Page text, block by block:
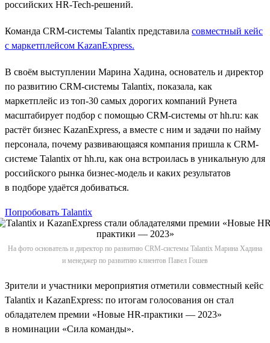
российских HR-Tech-решений.
Команда CRM-системы Talantix представила совместный кейс
с маркетплейсом KazanExpress.
В своём выступлении Марина Хадина, основатель и директор
по развитию CRM-системы Talantix, показала, как
маркетплейс из топ-30 самых дорогих компаний Рунета
масштабирует подбор c помощью CRM-системы от hh.ru: как
растёт бизнес KazanExpress, а вместе с ним и задачи по найму
персонала, почему развивающаяся компания пришла к CRM-
системе Talantix от hh.ru, как она встроилась в уникальную для
российского рынка бизнес-модель и каких результатов
в подборе удаётся добиваться.
Попробовать Talantix
На фото основатель и директор по развитию CRM-системы Talantix Марина Хадина
и менеджер по развитию клиентов Павел Гошев
Зрители и участники мероприятия отметили совместный кейс
Talantix и KazanExpress: по итогам голосования он стал
обладателем премии «Новые HR-практики — 2023»
в номинации «Сила команды».